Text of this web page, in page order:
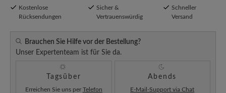
Kostenlose
Rücksendungen
Sicher &
Vertrauenswürdig
Schneller
Versand
Brauchen Sie Hilfe vor der Bestellung?
Unser Expertenteam ist für Sie da.
Tagsüber
Erreichen Sie uns per Telefon
Abends
E-Mail-Support via Chat